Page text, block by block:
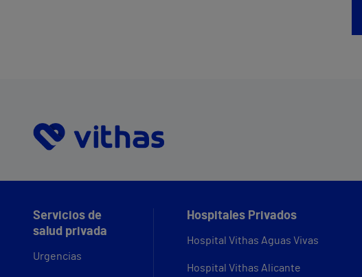
Servicios de
salud privada
Urgencias
Hospitales Privados
Hospital Vithas Aguas Vivas
Hospital Vithas Alicante